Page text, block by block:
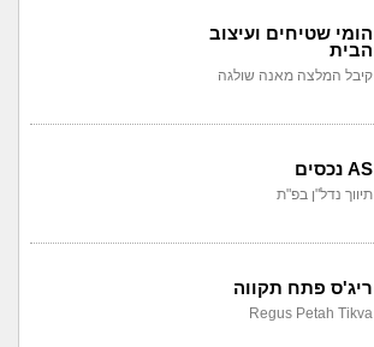
הומי שטיחים ועיצוב
הבית
קיבל המלצה מאנה שולגה
AS נכסים
תיווך נדל"ן בפ"ת
ריג'ס פתח תקווה
Regus Petah Tikva